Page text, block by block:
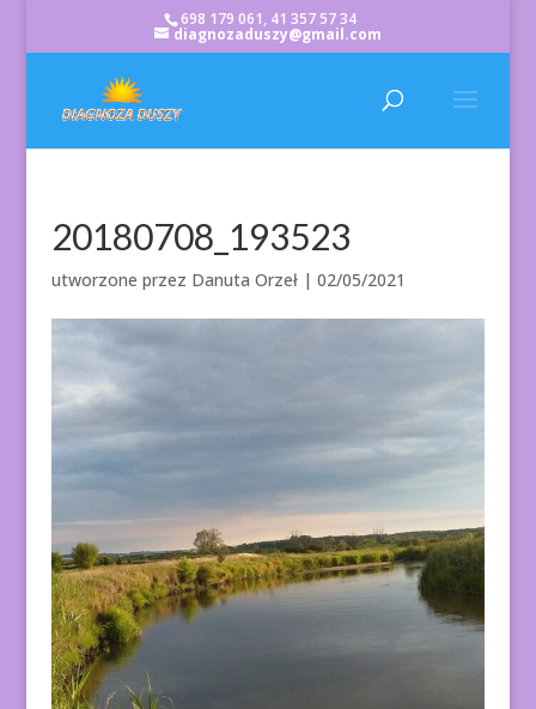
698 179 061, 41 357 57 34
diagnozaduszy@gmail.com
20180708_193523
utworzone przez Danuta Orzeł| 02/05/2021